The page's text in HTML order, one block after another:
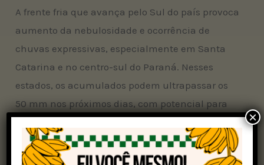
A frente fria que avança pelo Sul do país provoca
aumento da nebulosidade e ocorrência de
chuvas expressivas, especialmente em Santa
Catarina e no centro-sul do Paraná. Nesses
estados, os acumulados podem ultrapassar os
50 mm nos próximos dias, com potencial para
áreas urbanas e dificuldade no escoamento da
produção agrícola em regiões mais vulneráveis.
×